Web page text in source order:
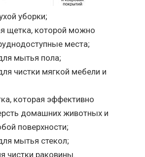
уборки;
щетка, которой можно
места;
мытья пола;
чистки мягкой мебели и
которая эффективно
домашних животных и
поверхности;
мытья стекол;
чистки раковины.